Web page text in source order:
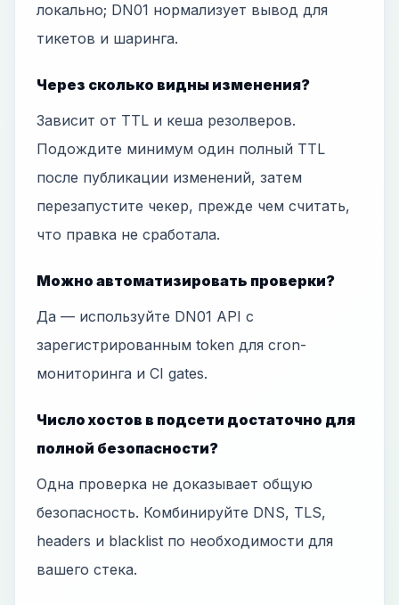
локально; DN01 нормализует вывод для
тикетов и шаринга.
Через сколько видны изменения?
Зависит от TTL и кеша резолверов.
Подождите минимум один полный TTL
после публикации изменений, затем
перезапустите чекер, прежде чем считать,
что правка не сработала.
Можно автоматизировать проверки?
Да — используйте DN01 API с
зарегистрированным token для cron-
мониторинга и CI gates.
Число хостов в подсети достаточно для
полной безопасности?
Одна проверка не доказывает общую
безопасность. Комбинируйте DNS, TLS,
headers и blacklist по необходимости для
вашего стека.